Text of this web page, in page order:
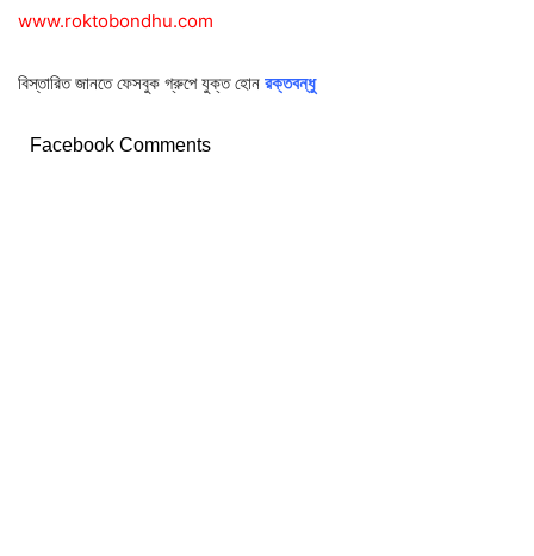
www.roktobondhu.com
বিস্তারিত জানতে ফেসবুক গ্রুপে যুক্ত হোন রক্তবন্ধু
Facebook Comments